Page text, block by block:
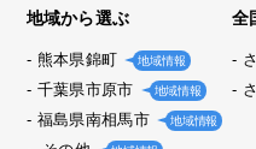
地域から選ぶ
熊本県錦町 地域情報
千葉県市原市 地域情報
福島県南相馬市 地域情報
全